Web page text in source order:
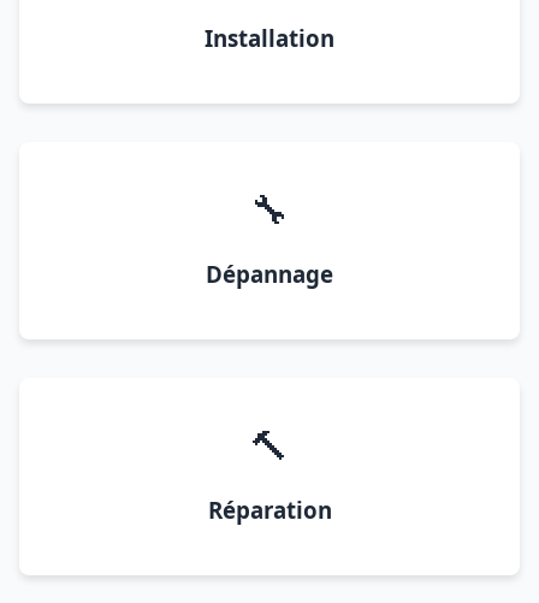
Installation
🔧
Dépannage
🔨
Réparation